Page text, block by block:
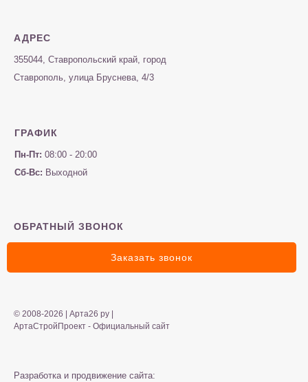
АДРЕС
355044, Ставропольский край, город
Ставрополь, улица Бруснева, 4/3
ГРАФИК
Пн-Пт: 08:00 - 20:00
Сб-Вс: Выходной
© 2008-2026 | Арта26 ру |
АртаСтройПроект - Официальный сайт
Разработка и продвижение сайта:
ОБРАТНЫЙ ЗВОНОК
Заказать звонок